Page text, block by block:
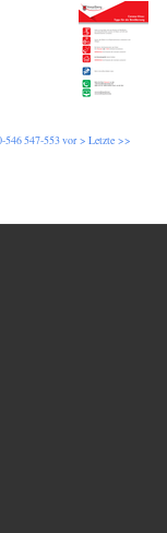
546547-553vor > Letzte >>